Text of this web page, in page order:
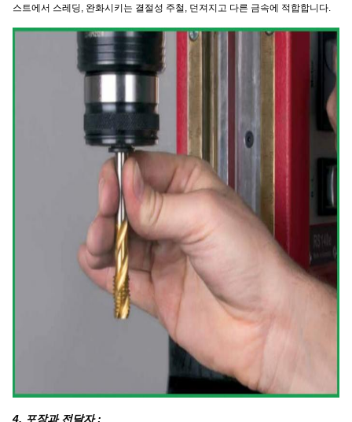
스트에서 스레딩, 완화시키는 결절성 주철, 던져지고 다른 금속에 적합합니다.
4. 포장과 전달자 :